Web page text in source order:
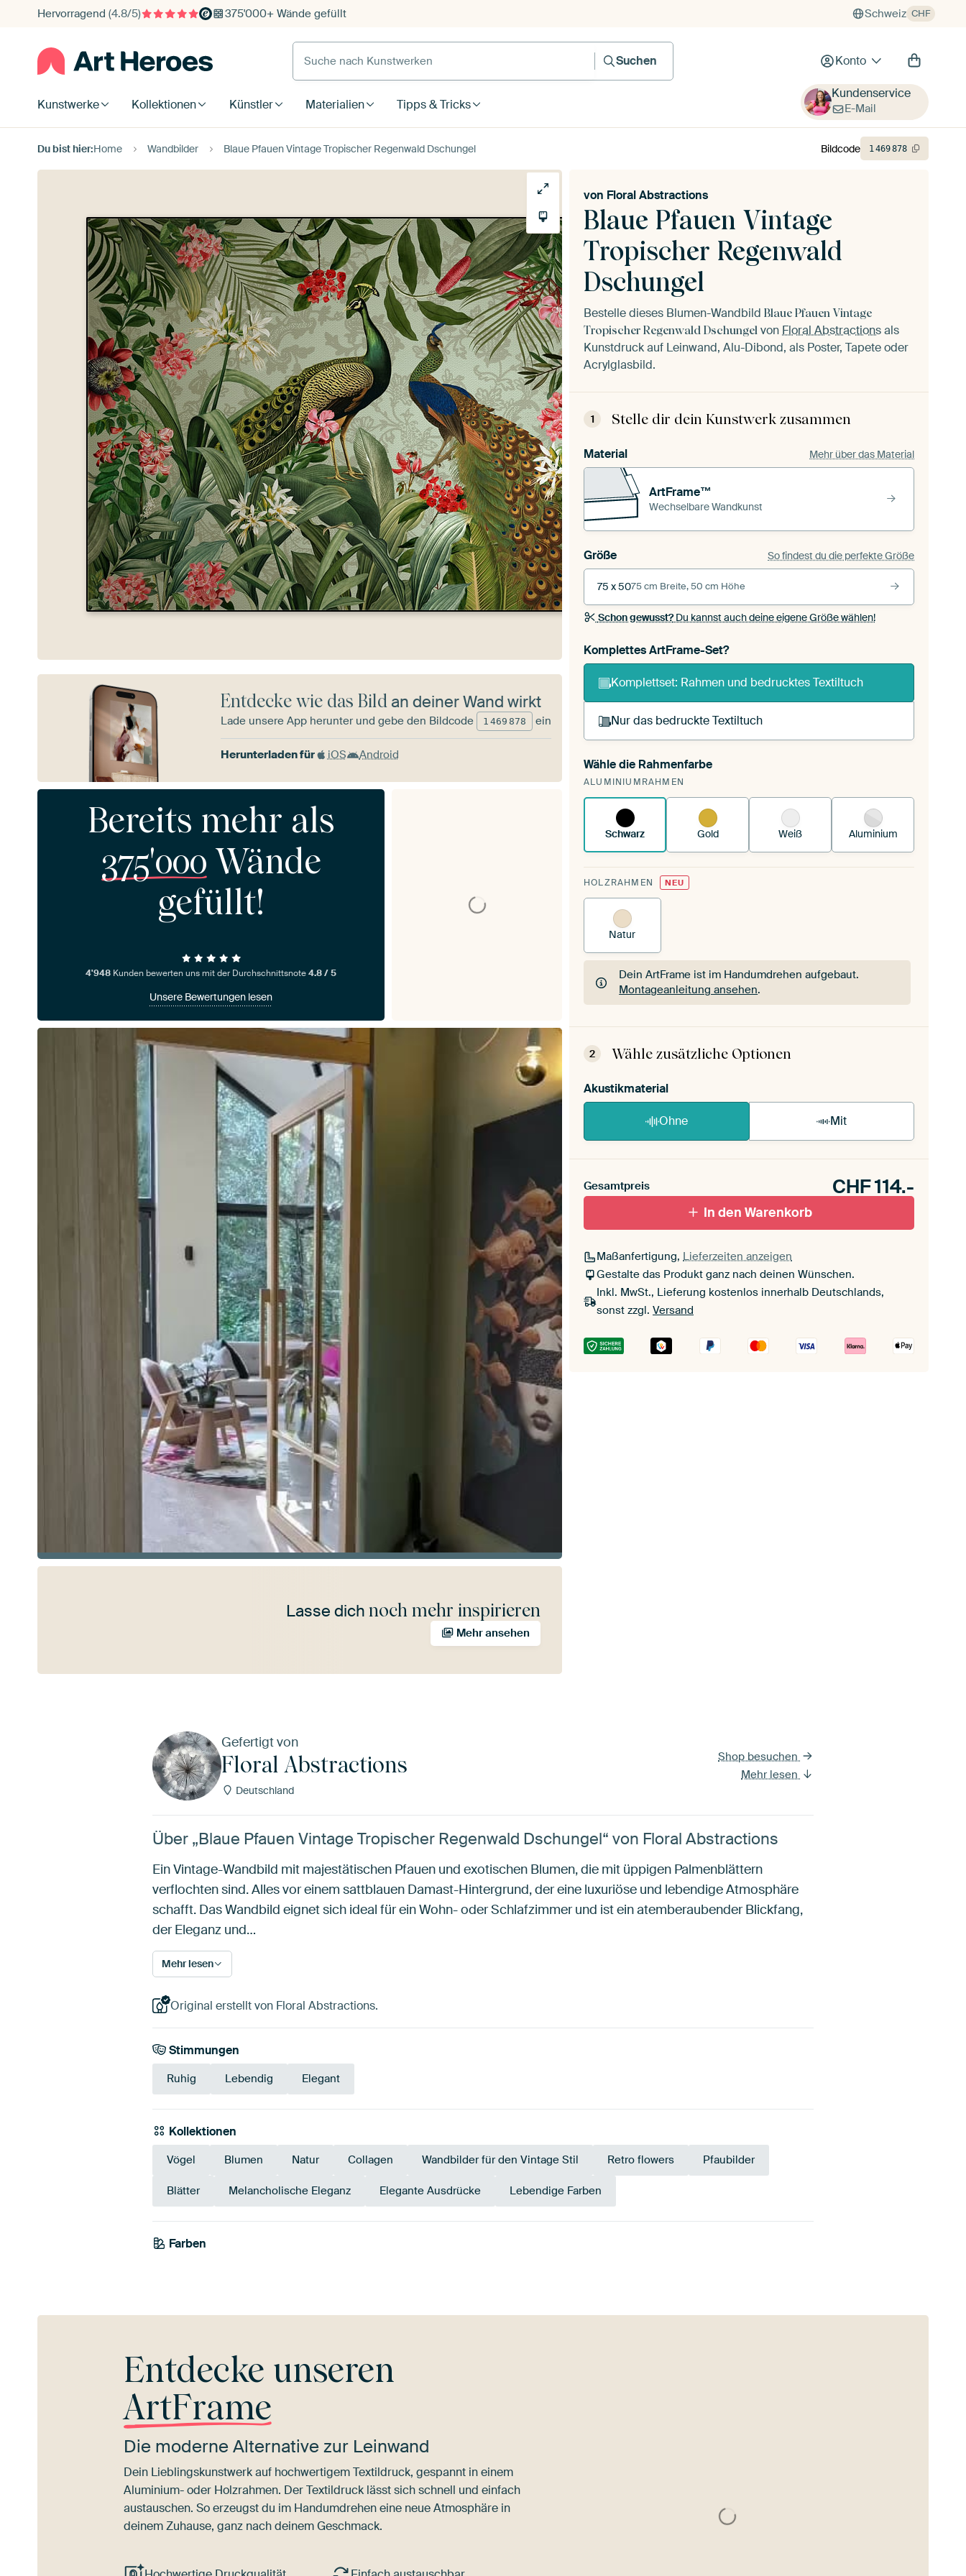
Hervorragend (4.8/5) 375'000+ Wände gefüllt Schweiz CHF
Suche nach Kunstwerken
Suchen
Konto
Kunstwerke Kollektionen Künstler Materialien Tipps & Tricks
Kundenservice
E-Mail
Du bist hier:Home Wandbilder Blaue Pfauen Vintage Tropischer Regenwald Dschungel
Blaue Pfauen Vintage
Tropischer Regenwald
Dschungel
von Floral Abstractions
Bestelle dieses Blumen-Wandbild Blaue Pfauen Vintage
Tropischer Regenwald Dschungel von Floral Abstractionsals
Kunstdruck auf Leinwand, Alu-Dibond, als Poster, Tapete oder
Acrylglasbild.
1 Stelle dir dein Kunstwerk zusammen
Material Mehr über das Material
ArtFrame™
Wechselbare Wandkunst
Größe So findest du die perfekte Größe
75 x 5075 cm Breite, 50 cm Höhe
Schon gewusst?Du kannst auch deine eigene Größe wählen!
Komplettes ArtFrame-Set?
Komplettset: Rahmen und bedrucktes Textiltuch
Nur das bedruckte Textiltuch
Du spannst einen wechselbaren Textiltuch in deinen
vorhandenen ArtFrame™.
Wähle die Rahmenfarbe
ALUMINIUMRAHMEN
Schwarz Gold Weiß Aluminium
HOLZRAHMEN NEU
Natur
Dein ArtFrame ist im Handumdrehen aufgebaut.
Montageanleitung ansehen.
Dein ArtFrame ist im Handumdrehen aufgebaut.
2 Wähle zusätzliche Optionen
Akustikmaterial
Ohne Mit
Gesamtpreis CHF114.-
In den Warenkorb
Maßanfertigung, Lieferzeiten anzeigen
Gestalte das Produkt ganz nach deinen Wünschen.
Inkl. MwSt., Lieferung kostenlos innerhalb Deutschlands,
sonst zzgl. Versand
Bildcode 1469878
Entdecke wie das Bildan deiner Wand wirkt
Lade unsere App herunter und gebe den Bildcode 1 469 878 ein
Herunterladen für iOS Android
Bereits mehr als
375'000 Wände
gefüllt!
4'948 Kunden bewerten uns mit der Durchschnittsnote4.8 / 5
Unsere Bewertungen lesen
Lasse dich noch mehr inspirieren
Mehr ansehen
Gefertigt von
Floral Abstractions
Deutschland
Shop besuchen
Mehr lesen
Über „Blaue Pfauen Vintage Tropischer Regenwald Dschungel“ von Floral Abstractions
Ein Vintage-Wandbild mit majestätischen Pfauen und exotischen Blumen, die mit üppigen Palmenblättern
verflochten sind. Alles vor einem sattblauen Damast-Hintergrund, der eine luxuriöse und lebendige Atmosphäre
schafft. Das Wandbild eignet sich ideal für ein Wohn- oder Schlafzimmer und ist ein atemberaubender Blickfang,
der Eleganz und…
Mehr lesen
Original erstellt von Floral Abstractions.
Stimmungen
Ruhig Lebendig Elegant
Kollektionen
Vögel Blumen Natur Collagen Wandbilder für den Vintage Stil Retro flowers Pfaubilder
Blätter Melancholische Eleganz Elegante Ausdrücke Lebendige Farben
Farben
Olivgrün
Entdecke unseren
ArtFrame
Die moderne Alternative zur Leinwand
Dein Lieblingskunstwerk auf hochwertigem Textildruck, gespannt in einem
Aluminium- oder Holzrahmen. Der Textildruck lässt sich schnell und einfach
austauschen. So erzeugst du im Handumdrehen eine neue Atmosphäre in
deinem Zuhause, ganz nach deinem Geschmack.